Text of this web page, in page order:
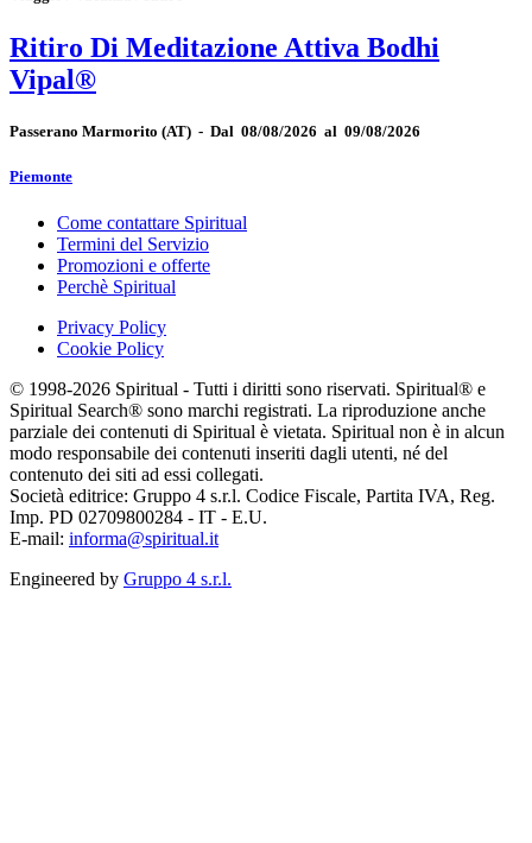
Ritiro Di Meditazione Attiva Bodhi
Vipal®
Passerano Marmorito (AT) - Dal 08/08/2026 al 09/08/2026
Piemonte
Come contattare Spiritual
Termini del Servizio
Promozioni e offerte
Perchè Spiritual
Privacy Policy
Cookie Policy
© 1998-2026 Spiritual - Tutti i diritti sono riservati. Spiritual® e
Spiritual Search® sono marchi registrati. La riproduzione anche
parziale dei contenuti di Spiritual è vietata. Spiritual non è in alcun
modo responsabile dei contenuti inseriti dagli utenti, né del
contenuto dei siti ad essi collegati.
Società editrice: Gruppo 4 s.r.l. Codice Fiscale, Partita IVA, Reg.
Imp. PD 02709800284 - IT - E.U.
E-mail: informa@spiritual.it
Engineered by Gruppo 4 s.r.l.